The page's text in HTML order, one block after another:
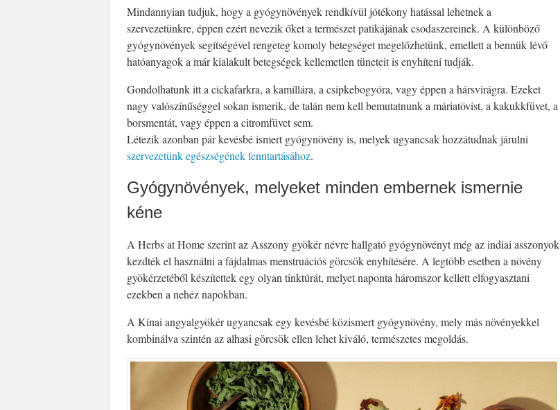
Mindannyian tudjuk, hogy a gyógynövények rendkívül jótékony hatással lehetnek a
szervezetünkre, éppen ezért nevezik őket a természet patikájának csodaszereinek. A különböző
gyógynövények segítségével rengeteg komoly betegséget megelőzhetünk, emellett a bennük lévő
hatóanyagok a már kialakult betegségek kellemetlen tüneteit is enyhíteni tudják.
Gondolhatunk itt a cickafarkra, a kamillára, a csipkebogyóra, vagy éppen a hársvirágra. Ezeket
nagy valószínűséggel sokan ismerik, de talán nem kell bemutatnunk a máriatövist, a kakukkfüvet, a
borsmentát, vagy éppen a citromfüvet sem.
Létezik azonban pár kevésbé ismert gyógynövény is, melyek ugyancsak hozzátudnak járulni
szervezetünk egészségének fenntartásához.
Gyógynövények, melyeket minden embernek ismernie
kéne
A Herbs at Home szerint az Asszony gyökér névre hallgató gyógynövényt még az indiai asszonyok
kezdték el használni a fájdalmas menstruációs görcsök enyhítésére. A legtöbb esetben a növény
gyökérzetéből készítettek egy olyan tinktúrát, melyet naponta háromszor kellett elfogyasztani
ezekben a nehéz napokban.
A Kínai angyalgyökér ugyancsak egy kevésbé közismert gyógynövény, mely más növényekkel
kombinálva szintén az alhasi görcsök ellen lehet kiváló, természetes megoldás.